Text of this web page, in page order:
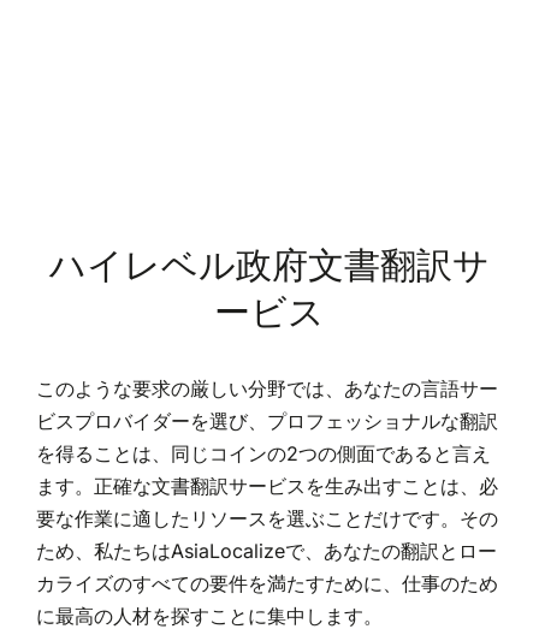
ハイレベル政府文書翻訳サ
ービス
このような要求の厳しい分野では、あなたの言語サー
ビスプロバイダーを選び、プロフェッショナルな翻訳
を得ることは、同じコインの2つの側面であると言え
ます。正確な文書翻訳サービスを生み出すことは、必
要な作業に適したリソースを選ぶことだけです。その
ため、私たちはAsiaLocalizeで、あなたの翻訳とロー
カライズのすべての要件を満たすために、仕事のため
に最高の人材を探すことに集中します。